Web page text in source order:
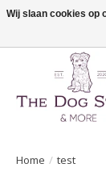
De speciaalzaak in
Home / test
Wij slaan cookies op